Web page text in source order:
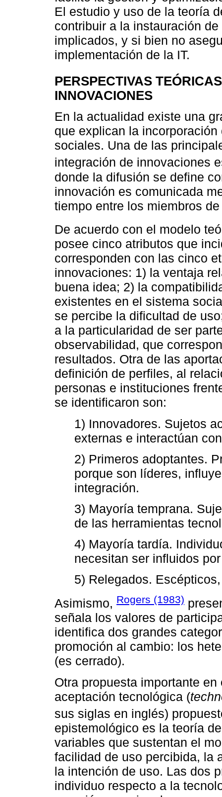
El estudio y uso de la teoría
contribuir a la instauración
implicados, y si bien no
implementación de la IT.
PERSPECTIVAS
INNOVACIONES
En la actualidad existe una
que explican la
sociales. Una de las
integración de innovaciones
donde la difusión se define
innovación es comunicada
tiempo entre los miembros
De acuerdo con el modelo
posee cinco atributos que
corresponden con las cinco
innovaciones: 1) la ventaja
buena idea; 2) la
existentes en el sistema
se percibe la dificultad de
a la particularidad de ser
observabilidad, que
resultados. Otra de las
definición de perfiles, al
personas e instituciones
se identificaron son:
1) Innovadores. Sujetos
externas e interactúan
2) Primeros adoptantes.
porque son líderes,
integración.
3) Mayoría temprana.
de las herramientas
4) Mayoría tardía.
necesitan ser influidos
5) Relegados.
Asimismo, Rogers (1983)
señala los valores de
identifica dos grandes
promoción al cambio: los
(es cerrado).
Otra propuesta importante
aceptación tecnológica (
sus siglas en inglés)
epistemológico es la teoría
variables que sustentan el
facilidad de uso percibida, la
la intención de uso. Las dos
individuo respecto a la